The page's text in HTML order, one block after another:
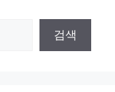
검색